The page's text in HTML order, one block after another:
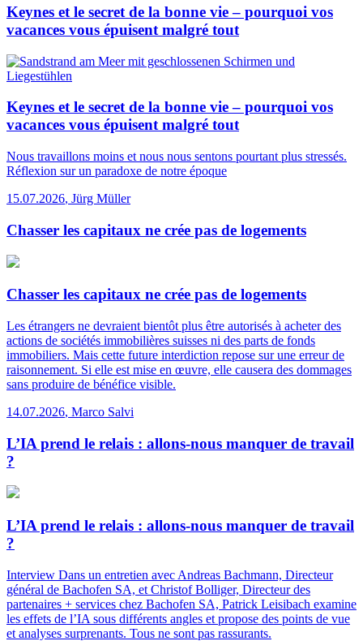
Keynes et le secret de la bonne vie – pourquoi vos
vacances vous épuisent malgré tout
Keynes et le secret de la bonne vie – pourquoi vos
vacances vous épuisent malgré tout
Nous travaillons moins et nous nous sentons pourtant plus stressés.
Réflexion sur un paradoxe de notre époque
15.07.2026, Jürg Müller
Chasser les capitaux ne crée pas de logements
Chasser les capitaux ne crée pas de logements
Les étrangers ne devraient bientôt plus être autorisés à acheter des
actions de sociétés immobilières suisses ni des parts de fonds
immobiliers. Mais cette future interdiction repose sur une erreur de
raisonnement. Si elle est mise en œuvre, elle causera des dommages
sans produire de bénéfice visible.
14.07.2026, Marco Salvi
L’IA prend le relais : allons-nous manquer de travail
?
L’IA prend le relais : allons-nous manquer de travail
?
Interview Dans un entretien avec Andreas Bachmann, Directeur
général de Bachofen SA, et Christof Bolliger, Directeur des
partenaires + services chez Bachofen SA, Patrick Leisibach examine
les effets de l’IA sous différents angles et propose des points de vue
et analyses surprenants. Tous ne sont pas rassurants.